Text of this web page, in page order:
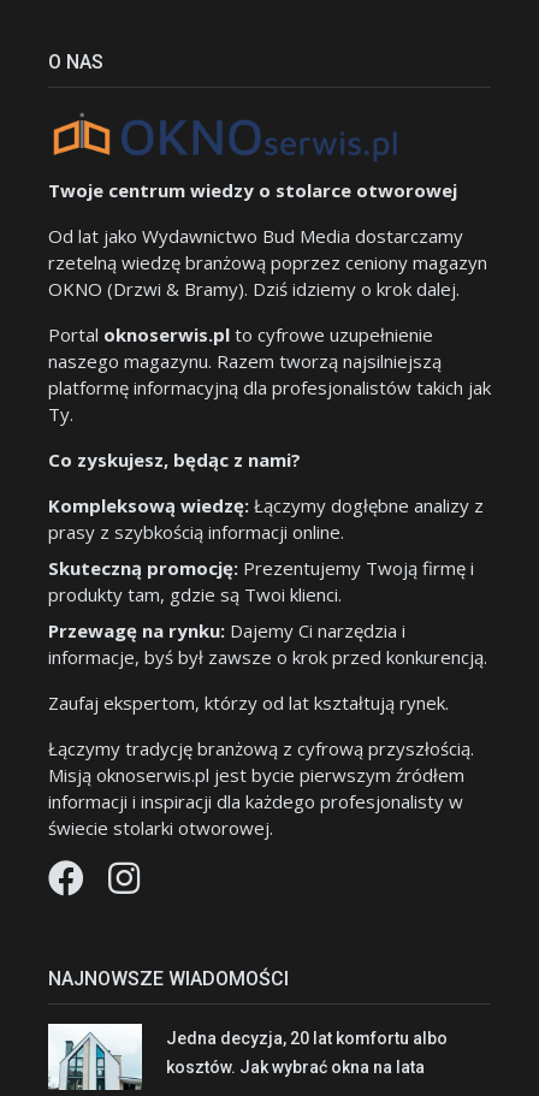
O NAS
Twoje centrum wiedzy o stolarce otworowej
Od lat jako Wydawnictwo Bud Media dostarczamy
rzetelną wiedzę branżową poprzez ceniony magazyn
OKNO (Drzwi & Bramy). Dziś idziemy o krok dalej.
Portal oknoserwis.pl to cyfrowe uzupełnienie
naszego magazynu. Razem tworzą najsilniejszą
platformę informacyjną dla profesjonalistów takich jak
Ty.
Co zyskujesz, będąc z nami?
Kompleksową wiedzę: Łączymy dogłębne analizy z
prasy z szybkością informacji online.
Skuteczną promocję: Prezentujemy Twoją firmę i
produkty tam, gdzie są Twoi klienci.
Przewagę na rynku: Dajemy Ci narzędzia i
informacje, byś był zawsze o krok przed konkurencją.
Zaufaj ekspertom, którzy od lat kształtują rynek.
Łączymy tradycję branżową z cyfrową przyszłością.
Misją oknoserwis.pl jest bycie pierwszym źródłem
informacji i inspiracji dla każdego profesjonalisty w
świecie stolarki otworowej.
NAJNOWSZE WIADOMOŚCI
Jedna decyzja, 20 lat komfortu albo
kosztów. Jak wybrać okna na lata